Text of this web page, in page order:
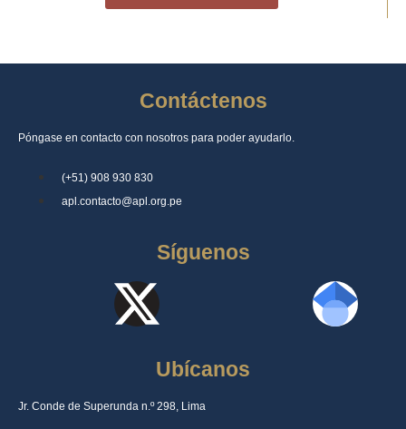
Contáctenos
Póngase en contacto con nosotros para poder ayudarlo.
(+51) 908 930 830
apl.contacto@apl.org.pe
Síguenos
Ubícanos
Jr. Conde de Superunda n.º 298, Lima